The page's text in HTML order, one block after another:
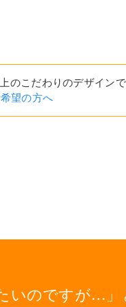
のこだわりのデザイン
望の方へ
いのですが…